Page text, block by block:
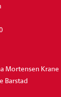
Mortensen Krane
Barstad